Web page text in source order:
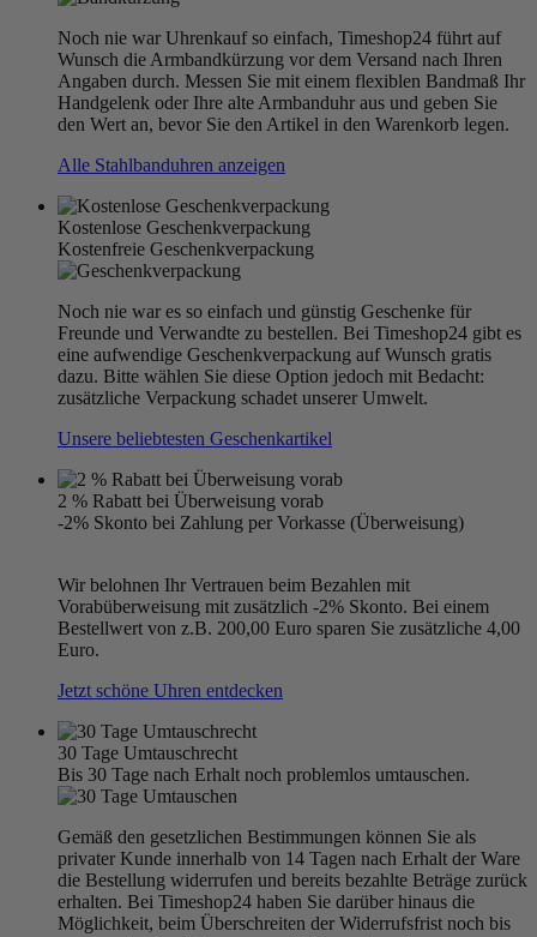
Noch nie war Uhrenkauf so einfach, Timeshop24 führt auf
Wunsch die Armbandkürzung vor dem Versand nach Ihren
Angaben durch. Messen Sie mit einem flexiblen Bandmaß Ihr
Handgelenk oder Ihre alte Armbanduhr aus und geben Sie
den Wert an, bevor Sie den Artikel in den Warenkorb legen.
Alle Stahlbanduhren anzeigen
Kostenlose Geschenkverpackung
Kostenfreie Geschenkverpackung
Noch nie war es so einfach und günstig Geschenke für
Freunde und Verwandte zu bestellen. Bei Timeshop24 gibt es
eine aufwendige Geschenkverpackung auf Wunsch gratis
dazu. Bitte wählen Sie diese Option jedoch mit Bedacht:
zusätzliche Verpackung schadet unserer Umwelt.
Unsere beliebtesten Geschenkartikel
2 % Rabatt bei Überweisung vorab
-2% Skonto bei Zahlung per Vorkasse (Überweisung)
Wir belohnen Ihr Vertrauen beim Bezahlen mit
Vorabüberweisung mit zusätzlich -2% Skonto. Bei einem
Bestellwert von z.B. 200,00 Euro sparen Sie zusätzliche 4,00
Euro.
Jetzt schöne Uhren entdecken
30 Tage Umtauschrecht
Bis 30 Tage nach Erhalt noch problemlos umtauschen.
Gemäß den gesetzlichen Bestimmungen können Sie als
privater Kunde innerhalb von 14 Tagen nach Erhalt der Ware
die Bestellung widerrufen und bereits bezahlte Beträge zurück
erhalten. Bei Timeshop24 haben Sie darüber hinaus die
Möglichkeit, beim Überschreiten der Widerrufsfrist noch bis